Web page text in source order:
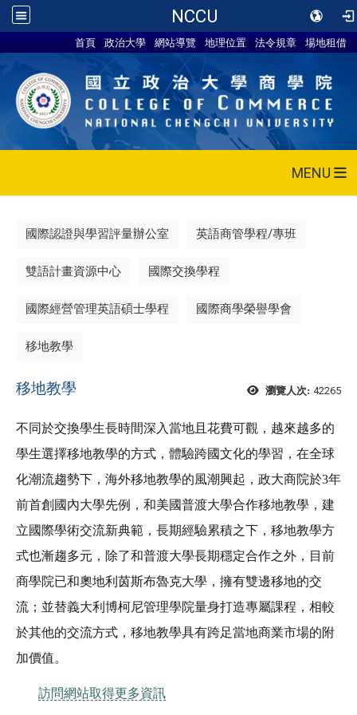
NCCU
首頁 政治大學 網站導覽 地理位置 法令規章 場地租借
MENU
國際認證與學習評量辦公室 英語商管學程/專班
雙語計畫資源中心 國際交換學程
國際經營管理英語碩士學程 國際商學榮譽學會
移地教學
瀏覽人次: 42265
移地教學
不同於交換學生長時間深入當地且花費可觀，越來越多的
學生選擇移地教學的方式，體驗跨國文化的學習，在全球
化潮流趨勢下，海外移地教學的風潮興起，政大商院於3年
前首創國內大學先例，和美國普渡大學合作移地教學，建
立國際學術交流新典範，長期經驗累積之下，移地教學方
式也漸趨多元，除了和普渡大學長期穩定合作之外，目前
商學院已和奧地利茵斯布魯克大學，擁有雙邊移地的交
流；並替義大利博柯尼管理學院量身打造專屬課程，相較
於其他的交流方式，移地教學具有跨足當地商業市場的附
加價值。
訪問網站取得更多資訊